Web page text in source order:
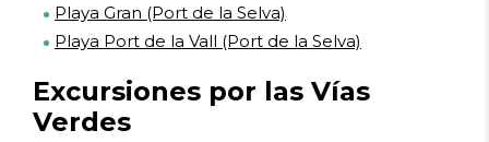
Playa Gran (Port de la Selva)
Playa Port de la Vall (Port de la Selva)
Excursiones por las Vías
Verdes